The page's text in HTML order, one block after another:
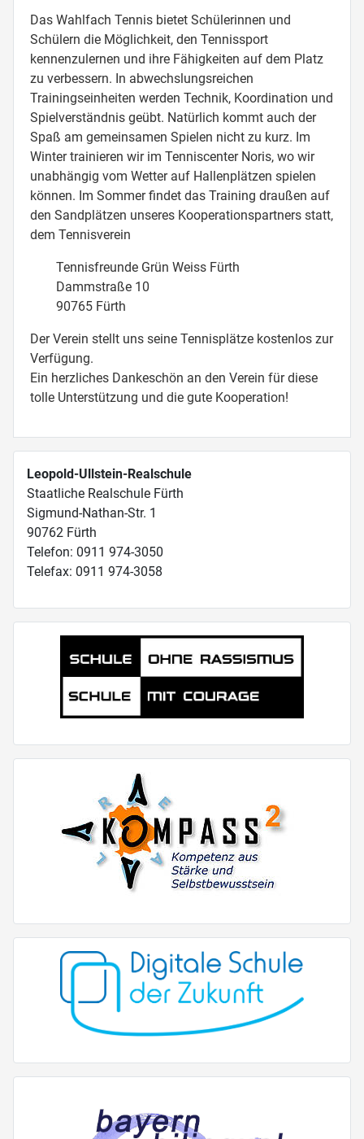
Das Wahlfach Tennis bietet Schülerinnen und
Schülern die Möglichkeit, den Tennissport
kennenzulernen und ihre Fähigkeiten auf dem Platz
zu verbessern. In abwechslungsreichen
Trainingseinheiten werden Technik, Koordination und
Spielverständnis geübt. Natürlich kommt auch der
Spaß am gemeinsamen Spielen nicht zu kurz. Im
Winter trainieren wir im Tenniscenter Noris, wo wir
unabhängig vom Wetter auf Hallenplätzen spielen
können. Im Sommer findet das Training draußen auf
den Sandplätzen unseres Kooperationspartners statt,
dem Tennisverein
Tennisfreunde Grün Weiss Fürth
Dammstraße 10
90765 Fürth
Der Verein stellt uns seine Tennisplätze kostenlos zur
Verfügung.
Ein herzliches Dankeschön an den Verein für diese
tolle Unterstützung und die gute Kooperation!
Leopold-Ullstein-Realschule
Staatliche Realschule Fürth
Sigmund-Nathan-Str. 1
90762 Fürth
Telefon: 0911 974-3050
Telefax: 0911 974-3058